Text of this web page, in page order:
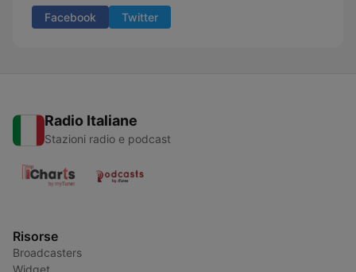
Facebook Twitter
Radio Italiane
Stazioni radio e podcast
Risorse
Broadcasters
Widget